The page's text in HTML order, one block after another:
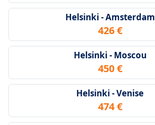
Helsinki - Amsterdam
426 €
Helsinki - Moscou
450 €
Helsinki - Venise
474 €